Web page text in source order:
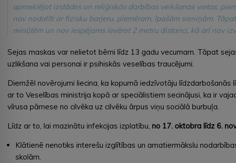
apmeklējot izstādes un reliģiskās darbības veikšanas vietas,
nav nodalīti ar fizisku barjeru, piemēram, īpašām sieniņām.
minūtēm un nav iespējams ievērot 2 metru distanci, kā arī nav
Sejas maskas var nelietot bērni līdz 13 gadu vecumam. Tāpat
uzlikšana vai personai ir psihiskās veselības traucējumi.
Diemžēl novērojumi liecina, ka kopumā iedzīvotāju
ar to Veselības ministrija kopā ar speciālistiem secinājusi, ka ir
vīrusa pārnese no cilvēka uz cilvēku ārpus viņu sociālā burbuļa.
Līdz ar to, lai mazinātu infekcijas izplatību, no 17. oktobra līdz 6.
Klātienē nenotiks interešu izglītības un amatiermākslu
skolām.